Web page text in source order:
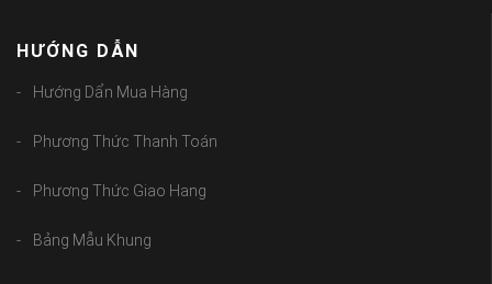
HƯỚNG DẪN
Hướng Dẩn Mua Hàng
Phương Thức Thanh Toán
Phương Thức Giao Hang
Bảng Mẫu Khung